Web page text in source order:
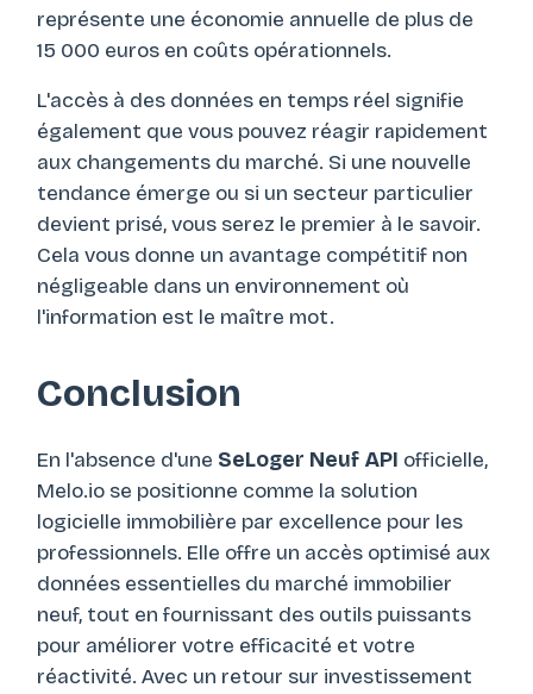
représente une économie annuelle de plus de
15 000 euros en coûts opérationnels.
L'accès à des données en temps réel signifie
également que vous pouvez réagir rapidement
aux changements du marché. Si une nouvelle
tendance émerge ou si un secteur particulier
devient prisé, vous serez le premier à le savoir.
Cela vous donne un avantage compétitif non
négligeable dans un environnement où
l'information est le maître mot.
Conclusion
En l'absence d'une SeLoger Neuf API officielle,
Melo.io se positionne comme la solution
logicielle immobilière par excellence pour les
professionnels. Elle offre un accès optimisé aux
données essentielles du marché immobilier
neuf, tout en fournissant des outils puissants
pour améliorer votre efficacité et votre
réactivité. Avec un retour sur investissement